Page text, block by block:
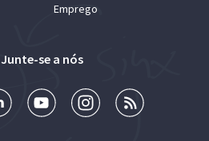
Emprego
Junte-se a nós